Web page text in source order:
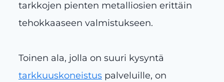
tarkkojen pienten metalliosien erittäin
tehokkaaseen valmistukseen.
Toinen ala, jolla on suuri kysyntä
tarkkuuskoneistus palveluille, on